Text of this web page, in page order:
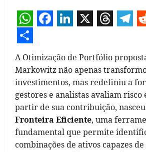
WhatsApp
Share
A Otimização de Portfólio
Markowitz não apenas
investimentos, mas redefiniu a
gestores e analistas avaliam risco
partir de sua contribuição,
Fronteira Eficiente, uma
fundamental que permite
combinações de ativos capazes